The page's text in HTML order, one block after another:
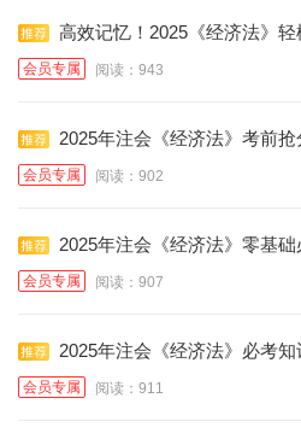
高效记忆！2025《经济法》
会员专属 阅读：943
2025年注会《经济法》考前抢
会员专属 阅读：902
2025年注会《经济法》零基
霸总结】
会员专属 阅读：907
2025年注会《经济法》必考知
会员专属 阅读：911